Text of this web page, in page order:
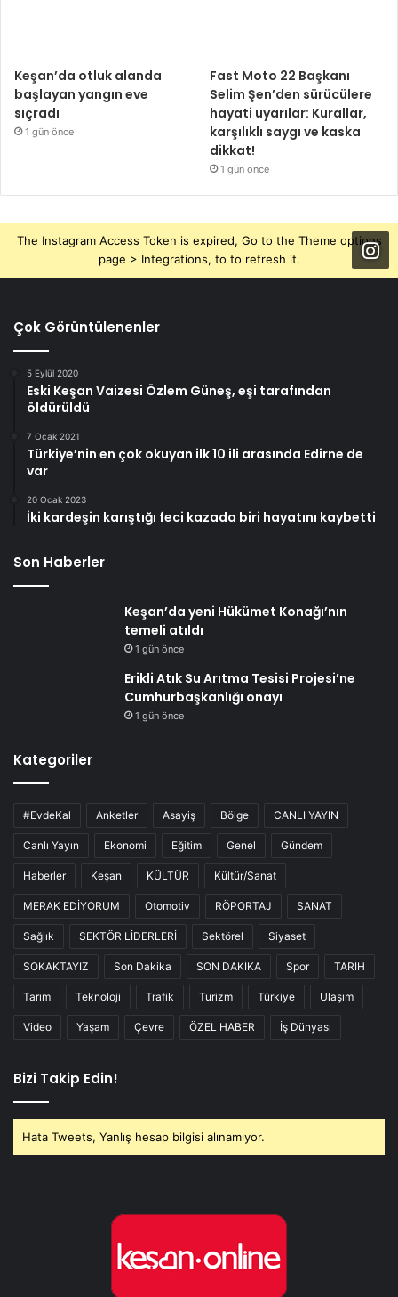
Keşan’da otluk alanda
başlayan yangın eve
sıçradı
1 gün önce
Fast Moto 22 Başkanı
Selim Şen’den sürücülere
hayati uyarılar: Kurallar,
karşılıklı saygı ve kaska
dikkat!
1 gün önce
The Instagram Access Token is expired, Go to the Theme options
page > Integrations, to to refresh it.
Çok Görüntülenenler
5 Eylül 2020
Eski Keşan Vaizesi Özlem Güneş, eşi tarafından
öldürüldü
7 Ocak 2021
Türkiye’nin en çok okuyan ilk 10 ili arasında Edirne de
var
20 Ocak 2023
İki kardeşin karıştığı feci kazada biri hayatını kaybetti
Son Haberler
Keşan’da yeni Hükümet Konağı’nın
temeli atıldı
1 gün önce
Erikli Atık Su Arıtma Tesisi Projesi’ne
Cumhurbaşkanlığı onayı
1 gün önce
Kategoriler
#EvdeKal Anketler Asayiş Bölge CANLI YAYIN
Canlı Yayın Ekonomi Eğitim Genel Gündem
Haberler Keşan KÜLTÜR Kültür/Sanat
MERAK EDİYORUM Otomotiv RÖPORTAJ SANAT
Sağlık SEKTÖR LİDERLERİ Sektörel Siyaset
SOKAKTAYIZ Son Dakika SON DAKİKA Spor TARİH
Tarım Teknoloji Trafik Turizm Türkiye Ulaşım
Video Yaşam Çevre ÖZEL HABER İş Dünyası
Bizi Takip Edin!
Hata Tweets, Yanlış hesap bilgisi alınamıyor.